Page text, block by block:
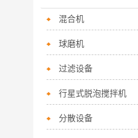
混合机
球磨机
过滤设备
行星式脱泡搅拌机
分散设备